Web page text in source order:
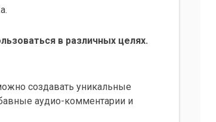
в различных целях.
создавать уникальные
аудио-комментарии и